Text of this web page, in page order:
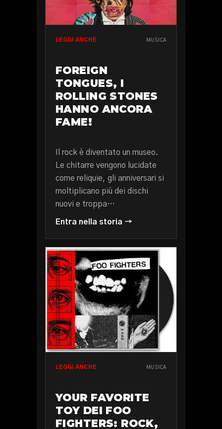
LEGGI ANCHE MUSICA
FOREIGN
TONGUES, I
ROLLING STONES
HANNO ANCORA
FAME!
Il rock è diventato un museo.
Le chitarre vengono lucidate
come reliquie, gli anniversari si
moltiplicano più dei dischi
nuovi e troppa…
Entra nella storia →
LEGGI ANCHE MUSICA
YOUR FAVORITE
TOY DEI FOO
FIGHTERS: ROCK,